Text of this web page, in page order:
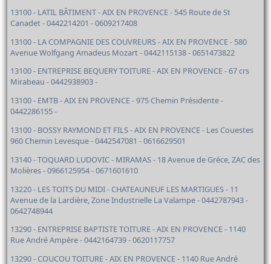
13100 - LATIL BÂTIMENT - AIX EN PROVENCE - 545 Route de St
Canadet - 0442214201 - 0609217408
13100 - LA COMPAGNIE DES COUVREURS - AIX EN PROVENCE - 580
Avenue Wolfgang Amadeus Mozart - 0442115138 - 0651473822
13100 - ENTREPRISE BEQUERY TOITURE - AIX EN PROVENCE - 67 crs
Mirabeau - 0442938903 -
13100 - EMTB - AIX EN PROVENCE - 975 Chemin Présidente -
0442286155 -
13100 - BOSSY RAYMOND ET FILS - AIX EN PROVENCE - Les Couestes
960 Chemin Levesque - 0442547081 - 0616629501
13140 - TOQUARD LUDOVIC - MIRAMAS - 18 Avenue de Gréce, ZAC des
Molières - 0966125954 - 0671601610
13220 - LES TOITS DU MIDI - CHATEAUNEUF LES MARTIGUES - 11
Avenue de la Lardière, Zone Industrielle La Valampe - 0442787943 -
0642748944
13290 - ENTREPRISE BAPTISTE TOITURE - AIX EN PROVENCE - 1140
Rue André Ampère - 0442164739 - 0620117757
13290 - COUCOU TOITURE - AIX EN PROVENCE - 1140 Rue André